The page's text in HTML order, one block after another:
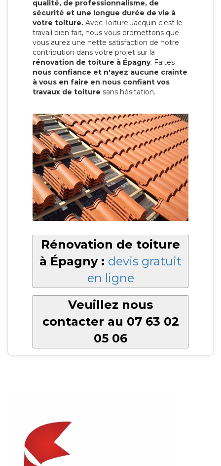
qualité, de professionnalisme, de
sécurité et une longue durée de vie à
votre toiture. Avec Toiture Jacquin c'est le
travail bien fait, nous vous promettons que
vous aurez une nette satisfaction de notre
contribution dans votre projet sur la
rénovation de toiture à Épagny. Faites
nous confiance et n'ayez aucune crainte
à vous en faire en nous confiant vos
travaux de toiture sans hésitation.
Rénovation de toiture
à Épagny : devis gratuit
en ligne
Veuillez nous
contacter au 07 63 02
05 06